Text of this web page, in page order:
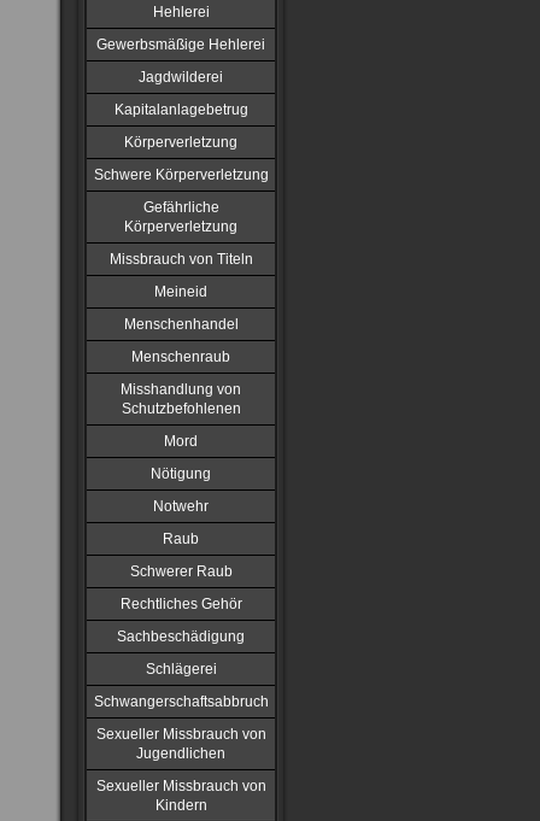
Hehlerei
Gewerbsmäßige Hehlerei
Jagdwilderei
Kapitalanlagebetrug
Körperverletzung
Schwere Körperverletzung
Gefährliche
Körperverletzung
Missbrauch von Titeln
Meineid
Menschenhandel
Menschenraub
Misshandlung von
Schutzbefohlenen
Mord
Nötigung
Notwehr
Raub
Schwerer Raub
Rechtliches Gehör
Sachbeschädigung
Schlägerei
Schwangerschaftsabbruch
Sexueller Missbrauch von
Jugendlichen
Sexueller Missbrauch von
Kindern